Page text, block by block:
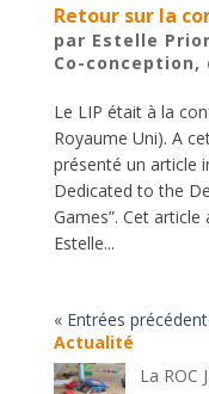
Retour sur la
par Estelle Prior
Co-conception,
Le LIP était à la
Royaume Uni). A
présenté un article
Dedicated to the
Games”. Cet
Estelle...
« Entrées
Actualité
La ROC